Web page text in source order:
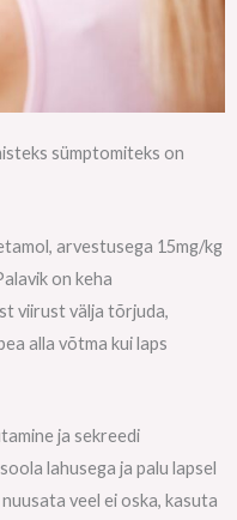
sümptomiteks on
arvestusega 15mg/kg
on keha
viirust välja tõrjuda,
alla võtma kui laps
ja sekreedi
lahusega ja palu lapsel
veel ei oska, kasuta